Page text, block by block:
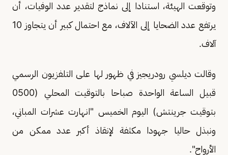
وتوقعت الهيئة، استنادا إلى نماذج لتقدير عدد ​الوفيات، أن
يرتفع عدد الضحايا إلى الآلاف، مع احتمال كبير ⁠أن يتجاوز 10
آلاف.
وقالت ديلسي رودريجيز في ​ظهور لها على التلفزيون الرسمي
قبيل الساعة الواحدة صباحا بالتوقيت المحلي (0500
بتوقيت جرينتش) اليوم الخميس "انهارت عشرات المباني،
ونبذل حاليا جهودا مكثفة لإنقاذ أكبر عدد ممكن من
الأرواح".